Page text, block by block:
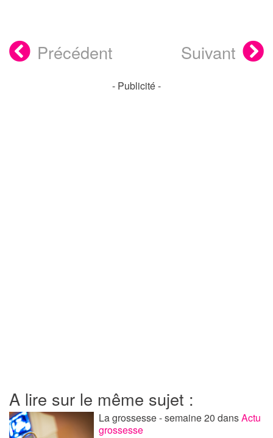
Précédent Suivant
- Publicité -
A lire sur le même sujet :
La grossesse - semaine 20dansActu
grossesse